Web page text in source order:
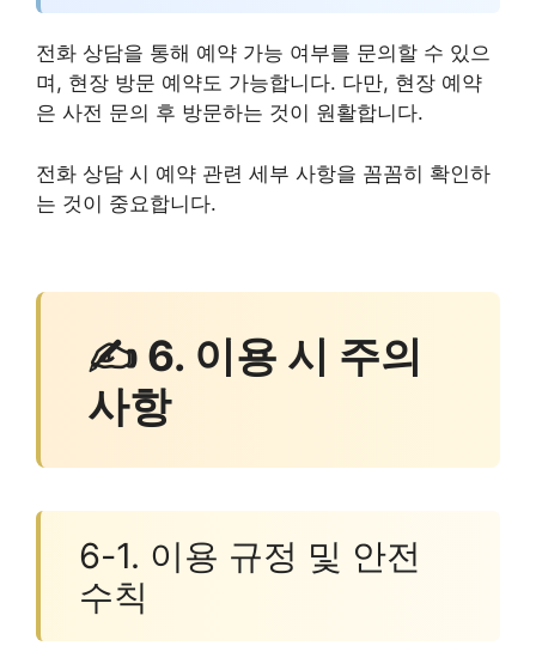
전화 상담을 통해 예약 가능 여부를 문의할 수 있으
며, 현장 방문 예약도 가능합니다. 다만, 현장 예약
은 사전 문의 후 방문하는 것이 원활합니다.
전화 상담 시 예약 관련 세부 사항을 꼼꼼히 확인하
는 것이 중요합니다.
✍ 6. 이용 시 주의
사항
6-1. 이용 규정 및 안전
수칙